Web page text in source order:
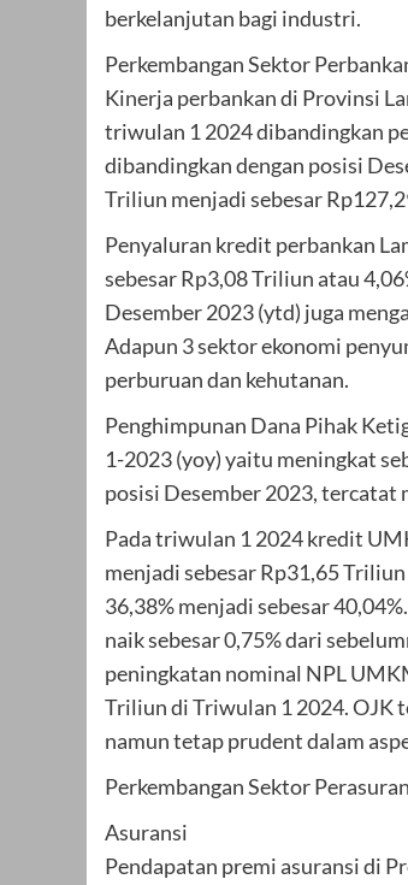
berkelanjutan bagi industri.
Perkembangan Sektor
Kinerja perbankan di Provinsi
triwulan 1 2024 dibandingkan
dibandingkan dengan posisi
Triliun menjadi sebesar
Penyaluran kredit perbankan
sebesar Rp3,08 Triliun atau
Desember 2023 (ytd) juga
Adapun 3 sektor ekonomi
perburuan dan kehutanan.
Penghimpunan Dana Pihak
1-2023 (yoy) yaitu meningkat
posisi Desember 2023, tercatat
Pada triwulan 1 2024 kredit
menjadi sebesar Rp31,65
36,38% menjadi sebesar
naik sebesar 0,75% dari
peningkatan nominal NPL
Triliun di Triwulan 1 2024. OJK
namun tetap prudent dalam
Perkembangan Sektor
Asuransi
Pendapatan premi asuransi di